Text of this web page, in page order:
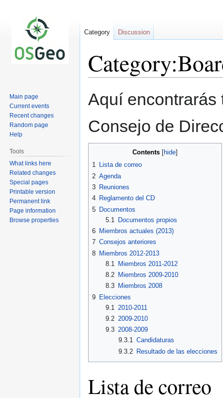
to
to
Aquí encontrarás
Consejo de
Contents
1 Lista de correo
2 Agenda
3 Reuniones
4 Reglamento del CD
5 Documentos
5.1
Documentos propios
6 Miembros actuales (2013)
7 Consejos anteriores
8 Miembros 2012-2013
8.1
Miembros 2011-2012
8.2
Miembros 2009-2010
8.3
Miembros 2008
9 Elecciones
9.1
2010-2011
9.2 2009-2010
9.3 2008-2009
9.3.1 Candidaturas
9.3.2 Resultado de las elecciones
Lista de correo
Category Discussion
Main page
Current events
Recent changes
Random page
Help
Tools
What links here
Related changes
Special pages
Printable version
Permanent link
Page information
Browse properties